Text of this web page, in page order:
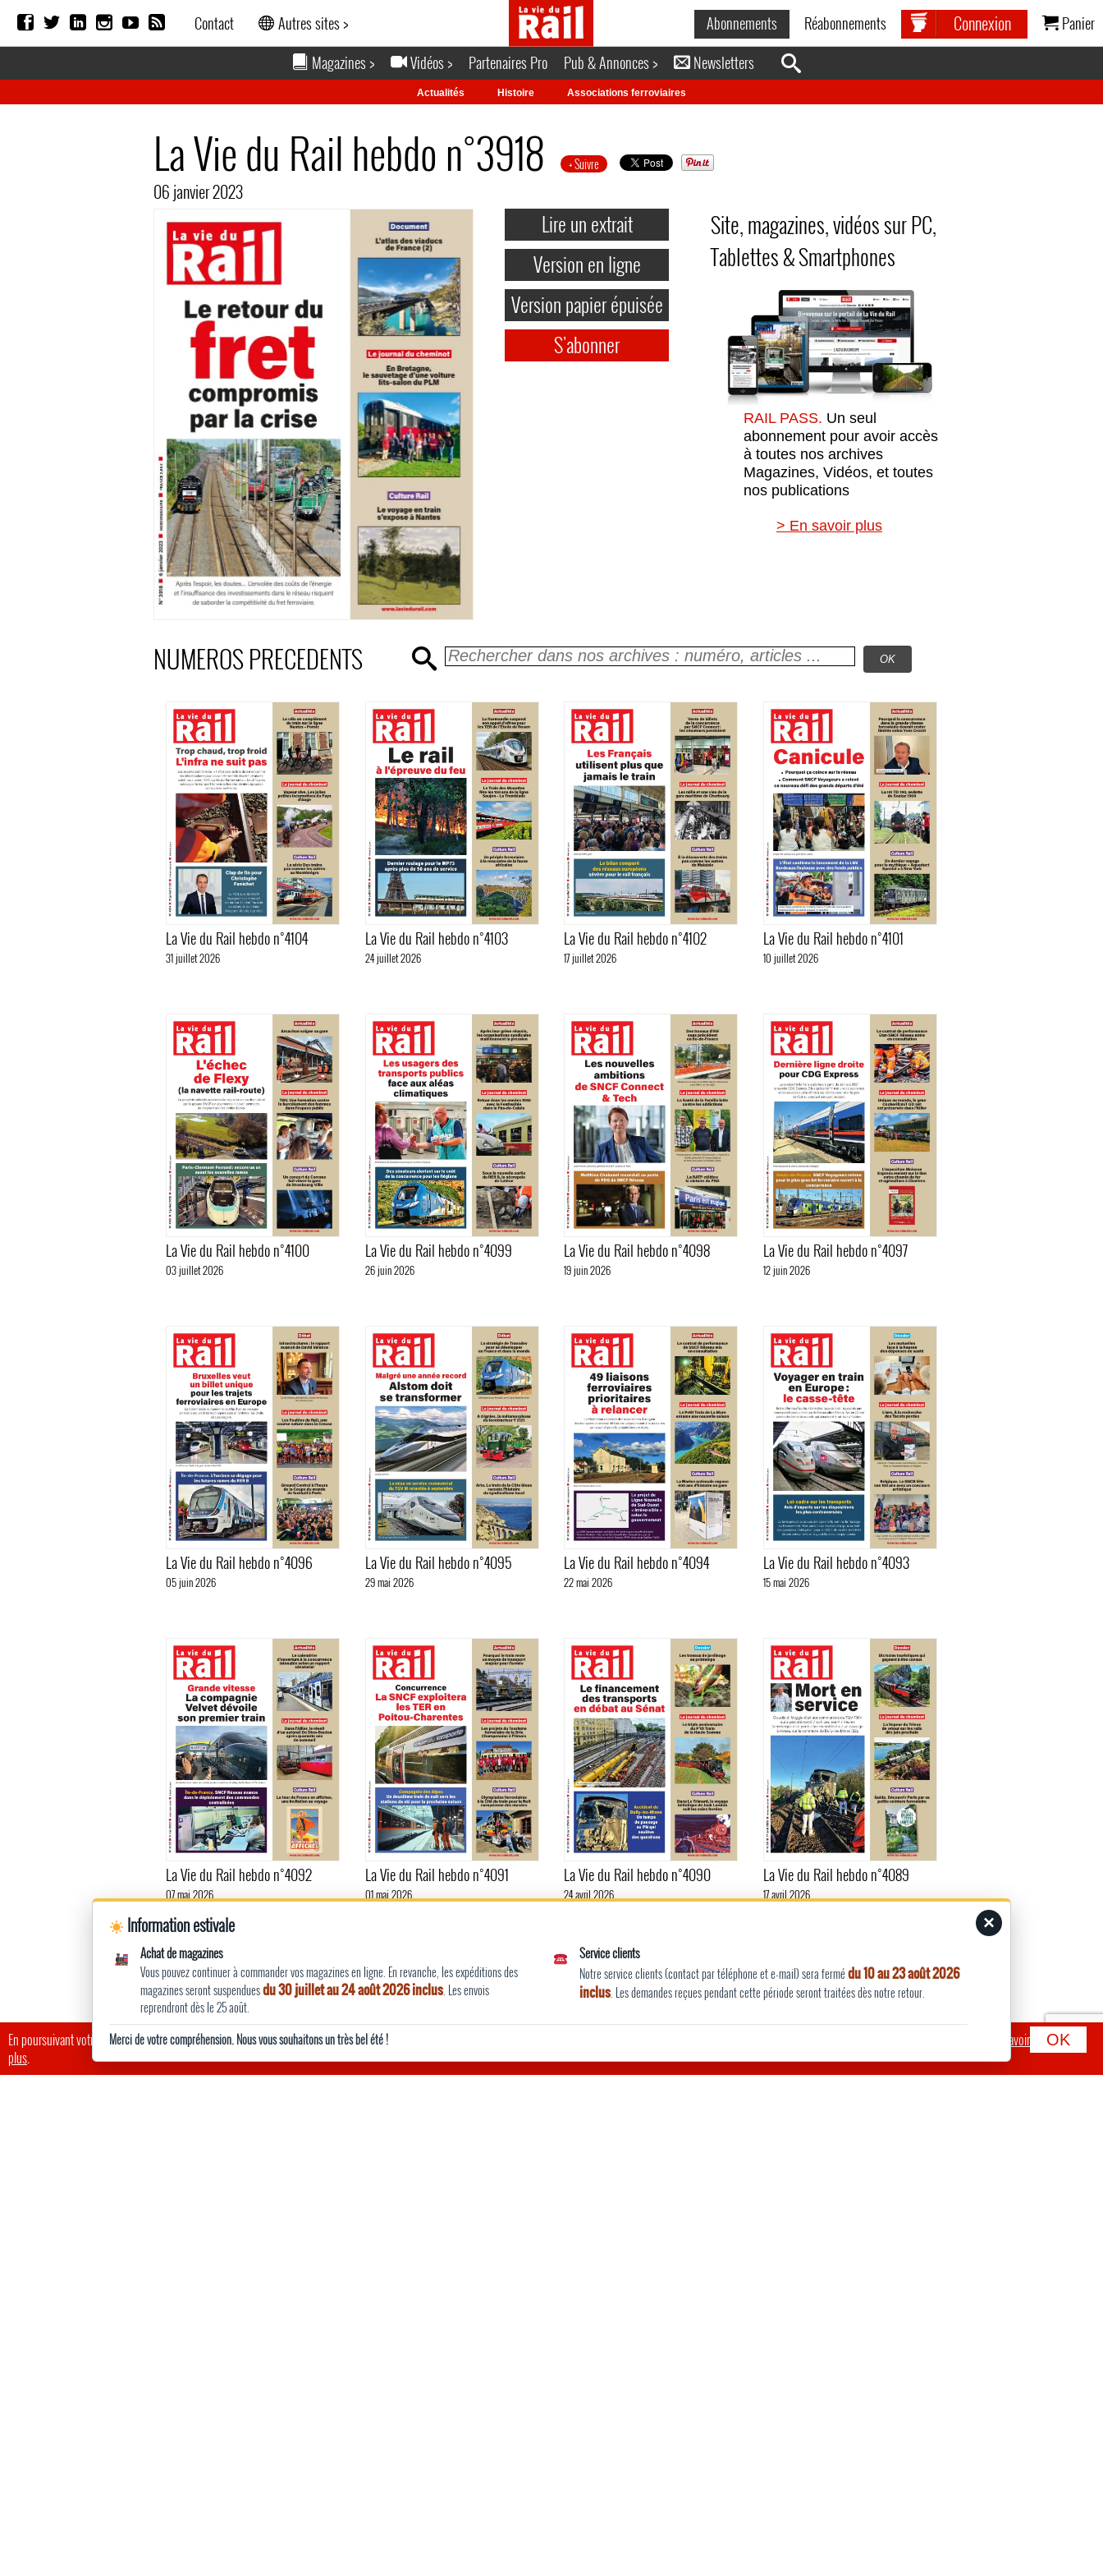
OK
En poursuivant votre navigation, vous acceptez l’utilisation de cookies pour améliorer votre expérience sur notre site, réaliser des statistiques d’audiences et vous permettre de partager des informations sur les réseaux sociaux.
En savoir
plus.
Contact Autres sites > Panier
Connexion
Réabonnements
Abonnements
Magazines >
Vidéos > Partenaires Pro Pub & Annonces > Newsletters
Actualités Histoire Associations ferroviaires
La Vie du Rail hebdo n°3918 + Suivre
06 janvier 2023
Lire un extrait
Version en ligne
Version papier épuisée
S'abonner
Site, magazines, vidéos sur PC,
Tablettes & Smartphones
RAIL PASS. Un seul
abonnement pour avoir accès
à toutes nos archives
Magazines, Vidéos, et toutes
nos publications
> En savoir plus
NUMEROS PRECEDENTS
La Vie du Rail hebdo n°4104
31 juillet 2026
La Vie du Rail hebdo n°4103
24 juillet 2026
La Vie du Rail hebdo n°4102
17 juillet 2026
La Vie du Rail hebdo n°4101
10 juillet 2026
La Vie du Rail hebdo n°4100
03 juillet 2026
La Vie du Rail hebdo n°4099
26 juin 2026
La Vie du Rail hebdo n°4098
19 juin 2026
La Vie du Rail hebdo n°4097
12 juin 2026
La Vie du Rail hebdo n°4096
05 juin 2026
La Vie du Rail hebdo n°4095
29 mai 2026
La Vie du Rail hebdo n°4094
22 mai 2026
La Vie du Rail hebdo n°4093
15 mai 2026
La Vie du Rail hebdo n°4092
07 mai 2026
La Vie du Rail hebdo n°4091
01 mai 2026
La Vie du Rail hebdo n°4090
24 avril 2026
La Vie du Rail hebdo n°4089
17 avril 2026
×
Information estivale
Achat de magazines
Vous pouvez continuer à commander vos magazines en ligne. En revanche, les expéditions des
magazines seront suspenduesdu 30 juillet au 24 août 2026 inclus . Les envois
reprendront dès le 25 août.
Service clients
Notre service clients (contact par téléphone et e-mail) sera fermédu 10 au 23 août 2026
inclus . Les demandes reçues pendant cette période seront traitées dès notre retour.
Merci de votre compréhension. Nous vous souhaitons un très bel été !